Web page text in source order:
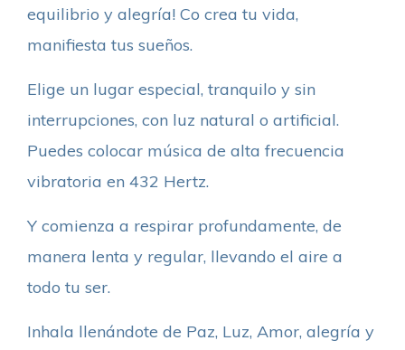
equilibrio y alegría! Co crea tu vida,
manifiesta tus sueños.
Elige un lugar especial, tranquilo y sin
interrupciones, con luz natural o artificial.
Puedes colocar música de alta frecuencia
vibratoria en 432 Hertz.
Y comienza a respirar profundamente, de
manera lenta y regular, llevando el aire a
todo tu ser.
Inhala llenándote de Paz, Luz, Amor, alegría y